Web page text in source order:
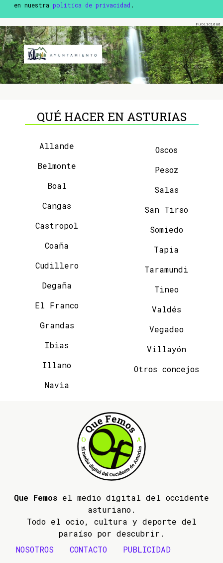
en nuestra política de privacidad .
QUÉ HACER EN ASTURIAS
Allande
Belmonte
Boal
Cangas
Castropol
Coaña
Cudillero
Degaña
El Franco
Grandas
Ibias
Illano
Navia
Oscos
Pesoz
Salas
San Tirso
Somiedo
Tapia
Taramundi
Tineo
Valdés
Vegadeo
Villayón
Otros concejos
Que Femos el medio digital del occidente
asturiano.
Todo el ocio, cultura y deporte del
paraíso por descubrir.
NOSOTROS
CONTACTO PUBLICIDAD